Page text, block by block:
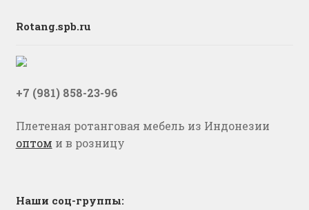
Rotang.spb.ru
+7 (981) 858-23-96
Плетеная ротанговая мебель из Индонезии
оптом и в розницу
Наши соц-группы: